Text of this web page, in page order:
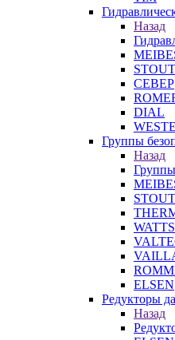
Назад
STOUT
СЕВЕР
DIAL
Группы
Назад
Группы
STOUT
WATTS
ELSEN
Редукторы
Назад